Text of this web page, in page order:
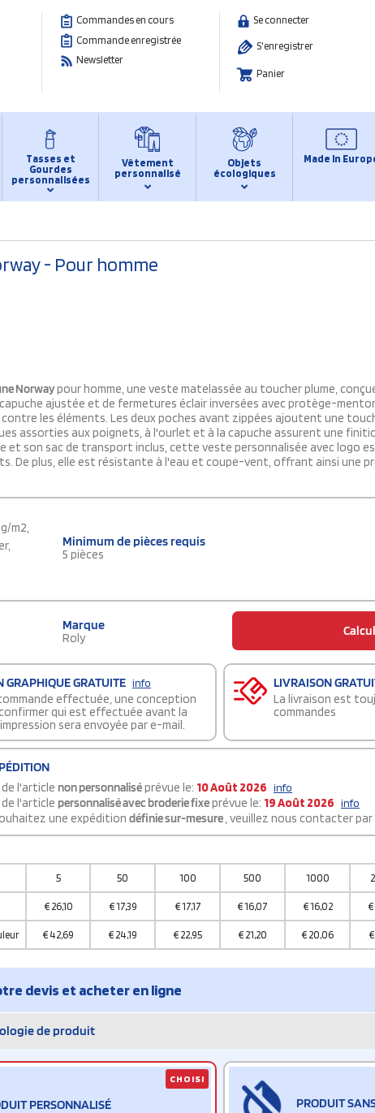
Commandes en cours
Commande enregistrée
Newsletter
Se connecter
S'enregistrer
Panier
Tasses et
Gourdes
personnalisées
Vêtement
personnalisé
Objets
écologiques
Made in
- Pour homme
Norwaypour homme, une veste matelassée au toucher plume,
ajustée et de fermetures éclair inversées avec protège-
les éléments. Les deux poches avant zippées ajoutent une
assorties aux poignets, à l'ourlet et à la capuche assurent une
son sac de transport inclus, cette veste personnalisée avec logo
De plus, elle est résistante à l'eau et coupe-vent, offrant ainsi une
m2,
Minimum de pièces requis
5 pièces
Marque
Roly
GRAPHIQUE GRATUITE info
effectuée, une conception
qui est effectuée avant la
sera envoyée par e-mail.
LIVRAISON
La livraison est
commandes
l'article non personnaliséprévue le: 10 Août 2026 info
l'article personnalisé avec broderie fixeprévue le: 19 Août 2026 info
une expédition définie sur-mesure, veuillez nous contacter
5 50 100 500 1000
€ 26,10 €17,39 €17,17 €16,07 €16,02 €
€ 42,69 € 24,19 € 22,95 € 21,20 € 20,06 €
devis et acheter en ligne
de produit
PERSONNALISÉ
CHOISI
PRODUIT